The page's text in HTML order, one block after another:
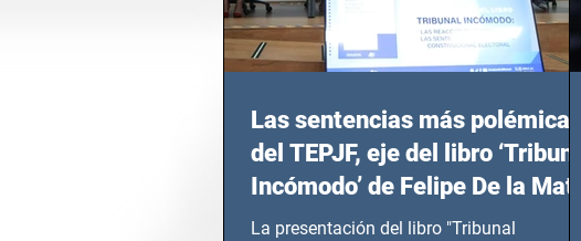
Las sentencias más polémicas
del TEPJF, eje del libro ‘Tribunal
Incómodo’ de Felipe De la Mata
La presentación del libro "Tribunal